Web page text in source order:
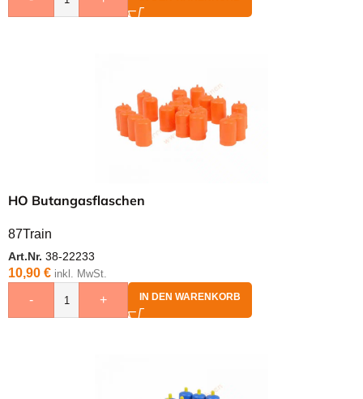
HO Butangasflaschen
87Train
Art.Nr. 38-22233
10,90 € inkl. MwSt.
- + IN DEN WARENKORB